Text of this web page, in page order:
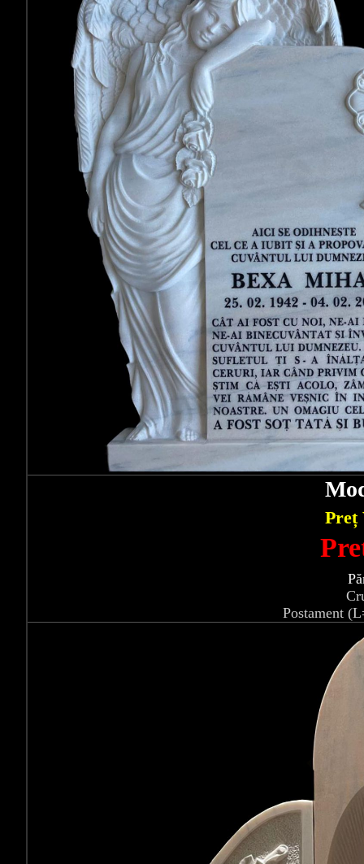
Preț
Postament